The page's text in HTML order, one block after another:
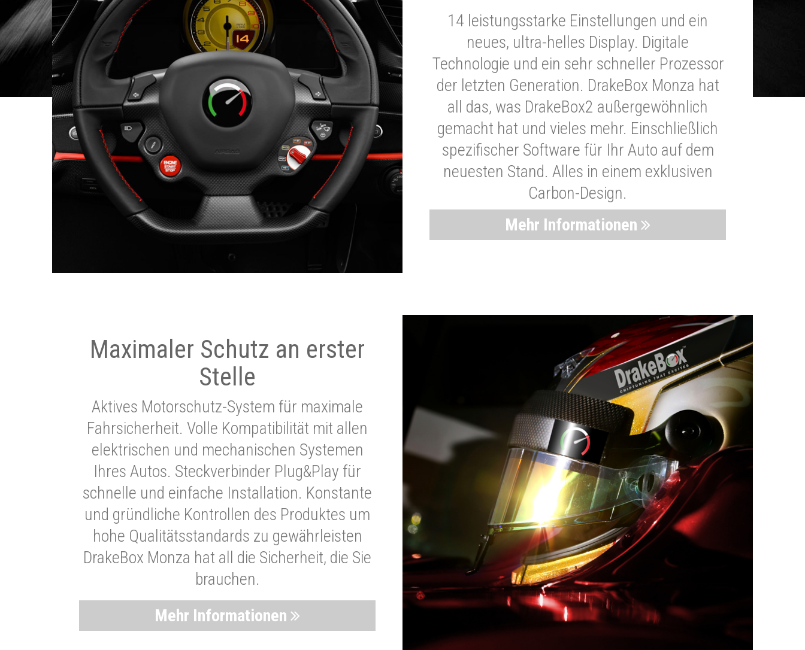
14 leistungsstarke Einstellungen und ein
neues, ultra-helles Display. Digitale
Technologie und ein sehr schneller Prozessor
der letzten Generation. DrakeBox Monza hat
all das, was DrakeBox2 außergewöhnlich
gemacht hat und vieles mehr. Einschließlich
spezifischer Software für Ihr Auto auf dem
neuesten Stand. Alles in einem exklusiven
Carbon-Design.
Mehr Informationen
Maximaler Schutz an erster
Stelle
Aktives Motorschutz-System für maximale
Fahrsicherheit. Volle Kompatibilität mit allen
elektrischen und mechanischen Systemen
Ihres Autos. Steckverbinder Plug&Play für
schnelle und einfache Installation. Konstante
und gründliche Kontrollen des Produktes um
hohe Qualitätsstandards zu gewährleisten
DrakeBox Monza hat all die Sicherheit, die Sie
brauchen.
Mehr Informationen